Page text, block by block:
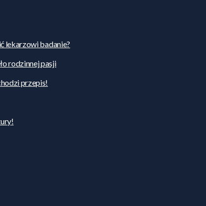
lekarzowi badanie?
rodzinnej pasji
przepis!